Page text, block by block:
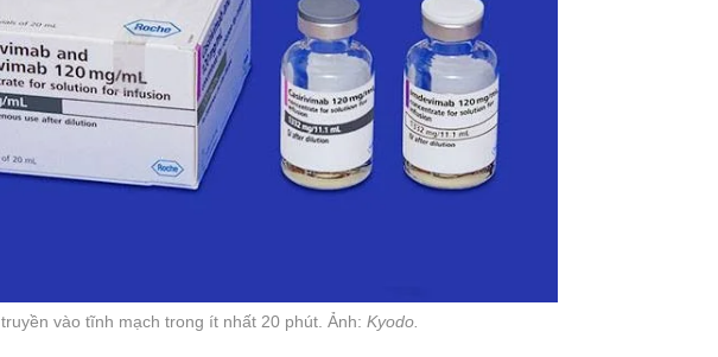
vào tĩnh mạch trong ít nhất 20 phút. Ảnh: Kyodo.